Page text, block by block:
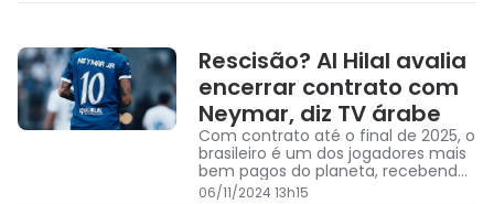
Rescisão? Al Hilal avalia
encerrar contrato com
Neymar, diz TV árabe
Com contrato até o final de 2025, o
brasileiro é um dos jogadores mais
bem pagos do planeta, recebendo
110 milhões de dólares por ano
06/11/2024 13h15